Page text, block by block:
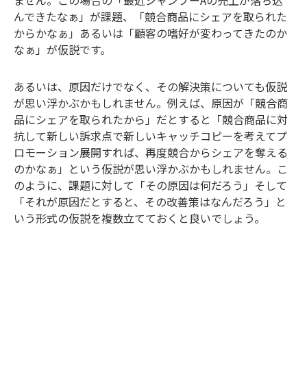
んできたなぁ」が課題、「競合商品にシェアを取られた
からかなぁ」あるいは「顧客の嗜好が変わってきたのか
なぁ」が仮説です。
あるいは、原因だけでなく、その解決策についても仮説
が思い浮かぶかもしれません。例えば、原因が「競合商
品にシェアを取られたから」だとすると「競合商品に対
抗して新しい訴求点で新しいキャッチコピーを考えてプ
ロモーション展開すれば、再度競合からシェアを奪える
のかなぁ」という仮説が思い浮かぶかもしれません。こ
のように、課題に対して「その原因は何だろう」そして
「それが原因だとすると、その改善策はなんだろう」と
いう形式の仮説を複数立てておくと良いでしょう。